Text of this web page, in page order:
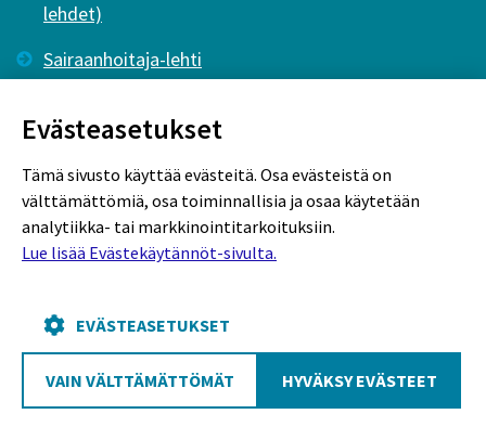
lehdet)
Sairaanhoitaja-lehti
Evästekäytännöt
Poutapilvi web design
Evästeasetukset
Tämä sivusto käyttää evästeitä. Osa evästeistä on
välttämättömiä, osa toiminnallisia ja osaa käytetään
analytiikka- tai markkinointitarkoituksiin.
Lue lisää Evästekäytännöt-sivulta.
EVÄSTEASETUKSET
VAIN VÄLTTÄMÄTTÖMÄT HYVÄKSY EVÄSTEET